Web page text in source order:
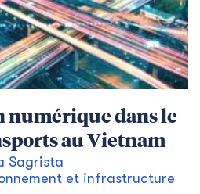
dans le
au Vietnam
Sagrista
et infrastructure